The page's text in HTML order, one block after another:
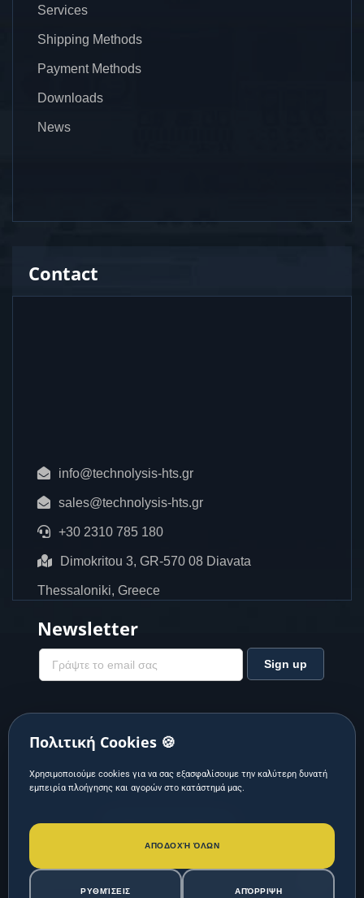
Contact
info@technolysis-hts.gr
sales@technolysis-hts.gr
+30 2310 785 180
Dimokritou 3, GR-570 08 Diavata
Thessaloniki, Greece
Newsletter
Services
Shipping Methods
Payment Methods
Downloads
News
Designed & Developed by
Πολιτική Cookies 🍪
Χρησιμοποιούμε cookies για να σας εξασφαλίσουμε την καλύτερη δυνατή
εμπειρία πλοήγησης και αγορών στο κατάστημά μας.
ΑΠΟΔΟΧΉ ΌΛΩΝ
ΡΥΘΜΊΣΕΙΣ ΑΠΌΡΡΙΨΗ